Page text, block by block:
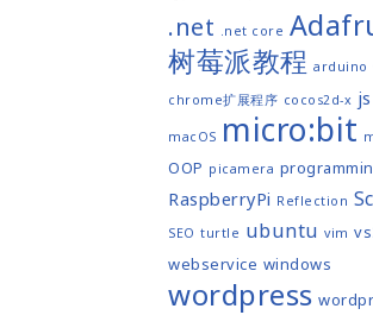
.net .net core
树莓派教程 arduino
chrome扩展程序 cocos2d-x js
macOS micro:bit
OOP picamera
RaspberryPi Reflection
SEO turtle ubuntu vim
webservice windows
wordpress